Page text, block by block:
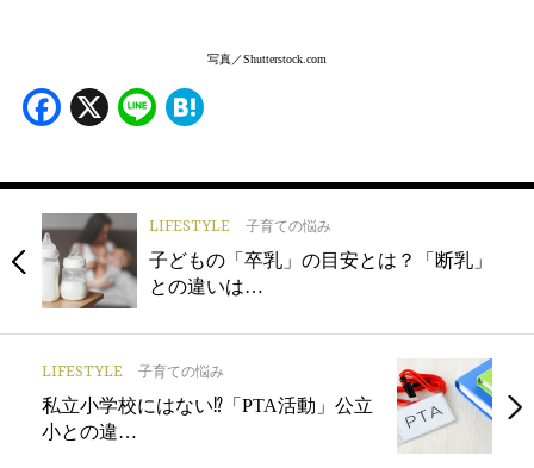
写真／Shutterstock.com
Facebook
X Line
LIFESTYLE 子育ての悩み
子どもの「卒乳」の目安とは？「断乳」
との違いは…
LIFESTYLE 子育ての悩み
私立小学校にはない⁉「PTA活動」公立
小との違…